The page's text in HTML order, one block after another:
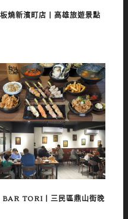
燒新濱町店丨高雄旅遊景點
BAR TORI丨三民區鼎山街晚